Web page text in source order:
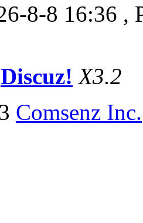
8-8 16:36 ,
Discuz! X3.2
Comsenz Inc.